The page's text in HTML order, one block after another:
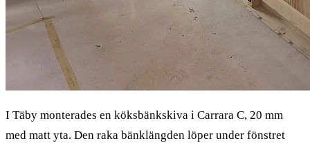
I Täby monterades en köksbänkskiva i Carrara C, 20 mm
med matt yta. Den raka bänklängden löper under fönstret